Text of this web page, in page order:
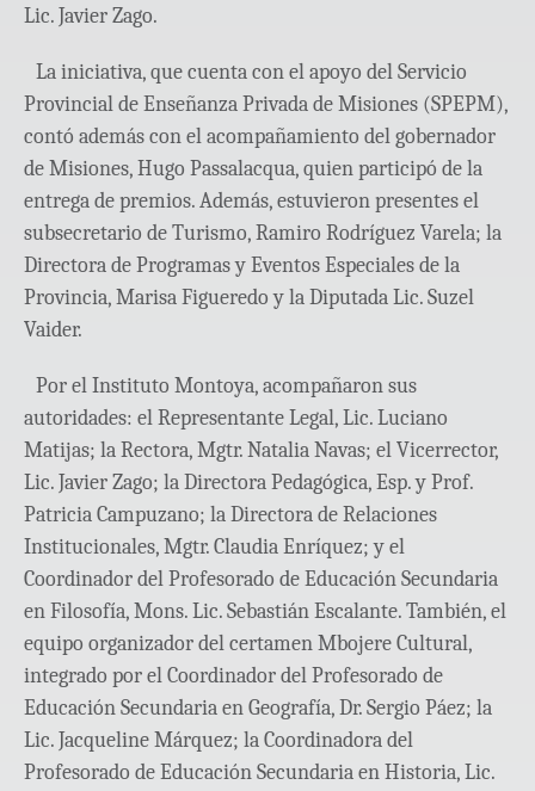
Lic. Javier Zago.
La iniciativa, que cuenta con el apoyo del Servicio
Provincial de Enseñanza Privada de Misiones (SPEPM),
contó además con el acompañamiento del gobernador
de Misiones, Hugo Passalacqua, quien participó de la
entrega de premios. Además, estuvieron presentes el
subsecretario de Turismo, Ramiro Rodríguez Varela; la
Directora de Programas y Eventos Especiales de la
Provincia, Marisa Figueredo y la Diputada Lic. Suzel
Vaider.
Por el Instituto Montoya, acompañaron sus
autoridades: el Representante Legal, Lic. Luciano
Matijas; la Rectora, Mgtr. Natalia Navas; el Vicerrector,
Lic. Javier Zago; la Directora Pedagógica, Esp. y Prof.
Patricia Campuzano; la Directora de Relaciones
Institucionales, Mgtr. Claudia Enríquez; y el
Coordinador del Profesorado de Educación Secundaria
en Filosofía, Mons. Lic. Sebastián Escalante. También, el
equipo organizador del certamen Mbojere Cultural,
integrado por el Coordinador del Profesorado de
Educación Secundaria en Geografía, Dr. Sergio Páez; la
Lic. Jacqueline Márquez; la Coordinadora del
Profesorado de Educación Secundaria en Historia, Lic.